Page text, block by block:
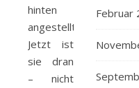
hinten
angestellt.
Jetzt ist
sie dran
– nicht
Februar